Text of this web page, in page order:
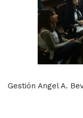
Gestión Angel A.